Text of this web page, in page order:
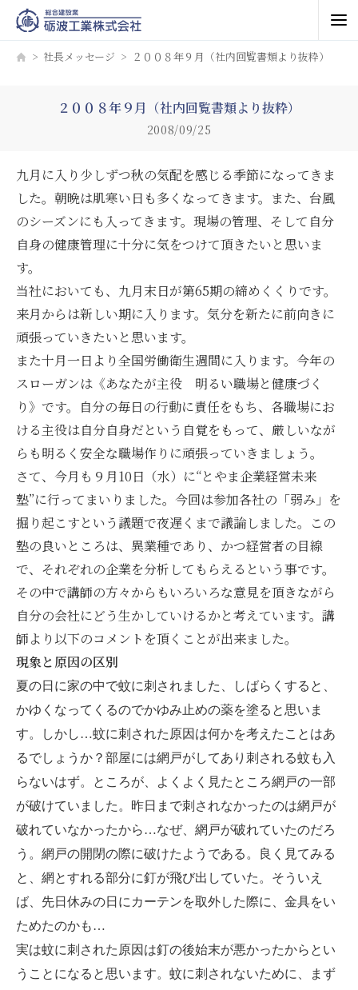
社長メッセージ ２００８年９月（社内回覧書類より抜粋）
２００８年９月（社内回覧書類より抜粋）
2008/09/25
九月に入り少しずつ秋の気配を感じる季節になってきま
した。朝晩は肌寒い日も多くなってきます。また、台風
のシーズンにも入ってきます。現場の管理、そして自分
自身の健康管理に十分に気をつけて頂きたいと思いま
す。
当社においても、九月末日が第65期の締めくくりです。
来月からは新しい期に入ります。気分を新たに前向きに
頑張っていきたいと思います。
また十月一日より全国労働衛生週間に入ります。今年の
スローガンは《あなたが主役 明るい職場と健康づく
り》です。自分の毎日の行動に責任をもち、各職場にお
ける主役は自分自身だという自覚をもって、厳しいなが
らも明るく安全な職場作りに頑張っていきましょう。
さて、今月も９月10日（水）に“とやま企業経営未来
塾”に行ってまいりました。今回は参加各社の「弱み」を
掘り起こすという議題で夜遅くまで議論しました。この
塾の良いところは、異業種であり、かつ経営者の目線
で、それぞれの企業を分析してもらえるという事です。
その中で講師の方々からもいろいろな意見を頂きながら
自分の会社にどう生かしていけるかと考えています。講
師より以下のコメントを頂くことが出来ました。
現象と原因の区別
夏の日に家の中で蚊に刺されました、しばらくすると、
かゆくなってくるのでかゆみ止めの薬を塗ると思いま
す。しかし…蚊に刺された原因は何かを考えたことはあ
るでしょうか？部屋には網戸がしてあり刺される蚊も入
らないはず。ところが、よくよく見たところ網戸の一部
が破けていました。昨日まで刺されなかったのは網戸が
破れていなかったから…なぜ、網戸が破れていたのだろ
う。網戸の開閉の際に破けたようである。良く見てみる
と、網とすれる部分に釘が飛び出していた。そういえ
ば、先日休みの日にカーテンを取外した際に、金具をい
ためたのかも…
実は蚊に刺された原因は釘の後始末が悪かったからとい
うことになると思います。蚊に刺されないために、まず